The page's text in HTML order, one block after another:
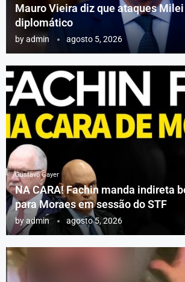
Mauro Vieira diz que ataques
diplomático
byadmin agosto 5, 2026
Gustavo Gayer
NA CARA! Fachin manda indireta
para Moraes em sessão do STF
byadmin agosto 5, 2026